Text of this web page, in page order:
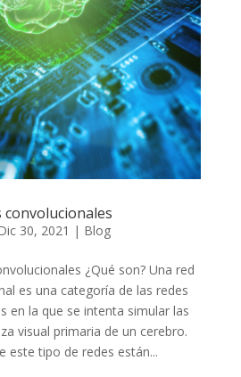
convolucionales
30, 2021 | Blog
¿Qué son? Una red
es una categoría de las redes
en la que se intenta simular las
visual primaria de un cerebro.
este tipo de redes están...